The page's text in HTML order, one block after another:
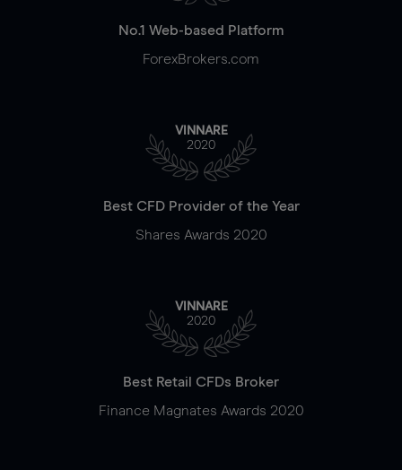
No.1 Web-based Platform
ForexBrokers.com
VINNARE
2020
Best CFD Provider of the Year
Shares Awards 2020
VINNARE
2020
Best Retail CFDs Broker
Finance Magnates Awards 2020